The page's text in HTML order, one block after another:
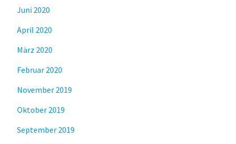
Juni 2020
April 2020
März 2020
Februar 2020
November 2019
Oktober 2019
September 2019